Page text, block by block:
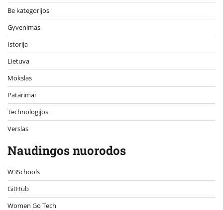
Be kategorijos
Gyvenimas
Istorija
Lietuva
Mokslas
Patarimai
Technologijos
Verslas
Naudingos nuorodos
W3Schools
GitHub
Women Go Tech